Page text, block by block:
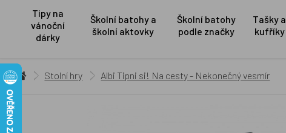
Tipy na
vánoční
dárky
Školní batohy a
školní aktovky
Školní batohy
podle značky
Tašky a
kufříky
Stolní hry Albi Tipni si! Na cesty - Nekonečný vesmír